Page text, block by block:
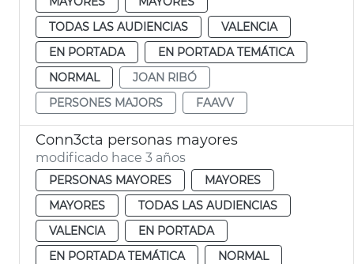
TODAS LAS AUDIENCIAS
VALENCIA
EN PORTADA
EN PORTADA TEMÁTICA
NORMAL
JOAN RIBÓ
PERSONES MAJORS
FAAVV
Conn3cta personas mayores
modificado hace 3 años
PERSONAS MAYORES
MAYORES
MAYORES
TODAS LAS AUDIENCIAS
VALENCIA
EN PORTADA
EN PORTADA TEMÁTICA
NORMAL